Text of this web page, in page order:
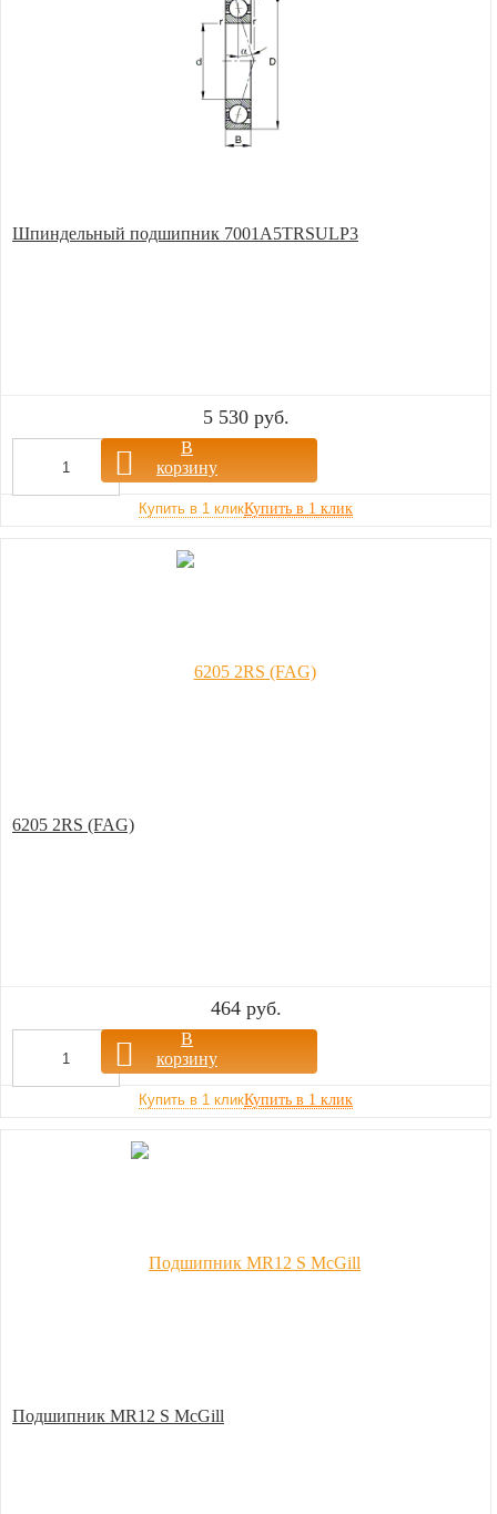
Шпиндельный подшипник 7001A5TRSULP3
5 530 руб.
В
корзину
Купить в 1 клик
6205 2RS (FAG)
464 руб.
В
корзину
Купить в 1 клик
Подшипник MR12 S McGill